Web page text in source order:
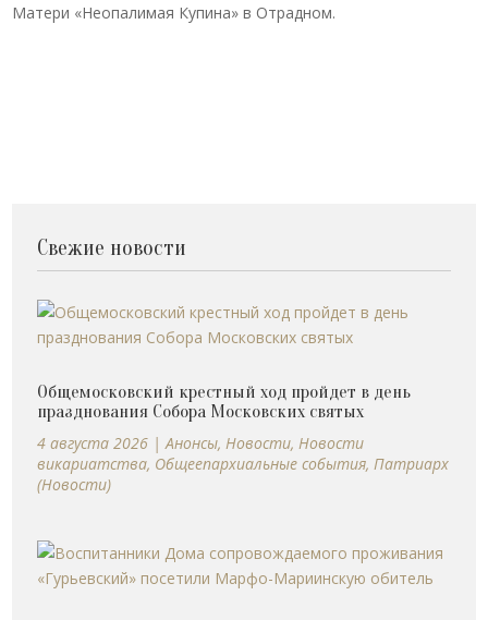
Матери «Неопалимая Купина» в Отрадном.
Свежие новости
Общемосковский крестный ход пройдет в день
празднования Собора Московских святых
4 августа 2026 |Анонсы, Новости, Новости
викариатства, Общеепархиальные события, Патриарх
(Новости)